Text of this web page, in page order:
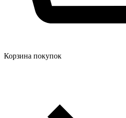
Корзина покупок